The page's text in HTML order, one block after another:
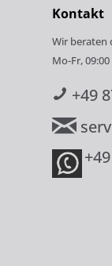
Kontakt
Wir beraten
Mo-Fr,
+49